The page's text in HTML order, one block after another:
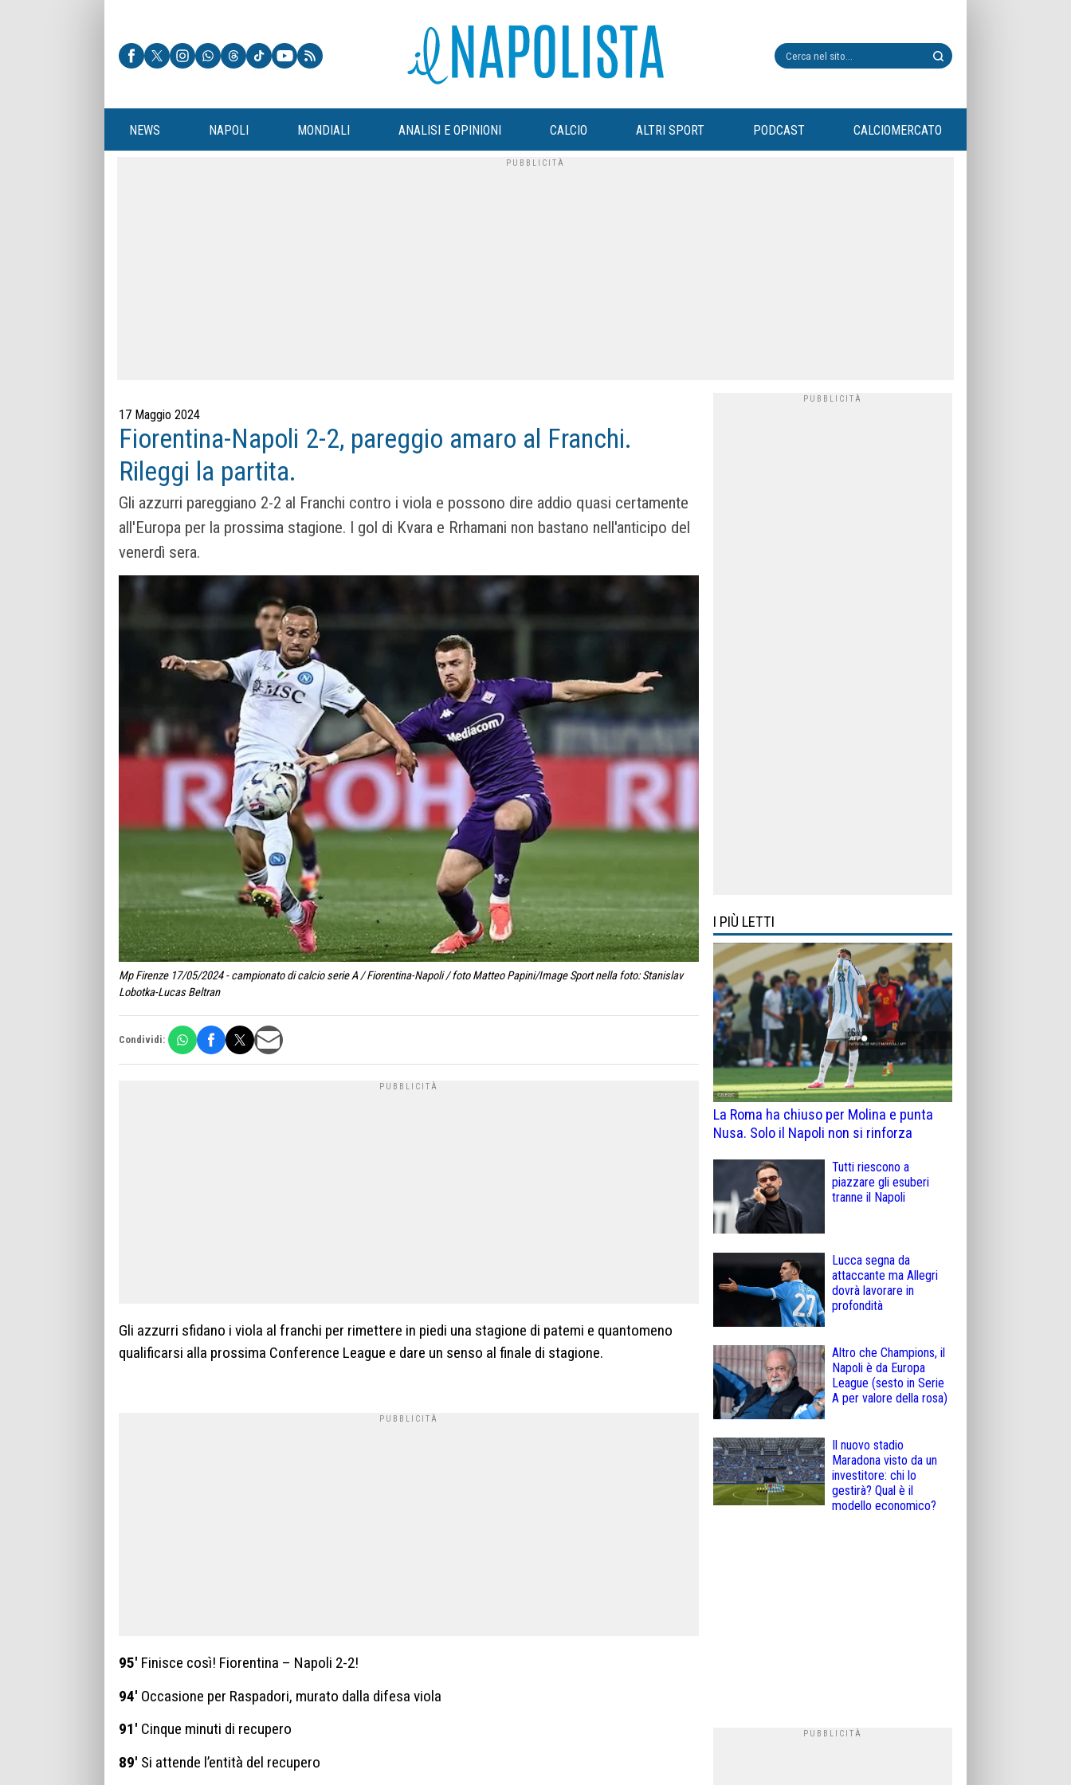
NEWS NAPOLI MONDIALI ANALISI E OPINIONI CALCIO ALTRI SPORT PODCAST CALCIOMERCATO
17 Maggio 2024
Fiorentina-Napoli 2-2, pareggio amaro al Franchi.
Rileggi la partita.
Gli azzurri pareggiano 2-2 al Franchi contro i viola e possono dire addio quasi certamente
all'Europa per la prossima stagione. I gol di Kvara e Rrhamani non bastano nell'anticipo del
venerdì sera.
Mp Firenze 17/05/2024 - campionato di calcio serie A / Fiorentina-Napoli / foto Matteo Papini/Image Sport nella foto: Stanislav
Lobotka-Lucas Beltran
Condividi:
Gli azzurri sfidano i viola al franchi per rimettere in piedi una stagione di patemi e quantomeno
qualificarsi alla prossima Conference League e dare un senso al finale di stagione.
95′ Finisce così! Fiorentina – Napoli 2-2!
94′ Occasione per Raspadori, murato dalla difesa viola
91′ Cinque minuti di recupero
89′ Si attende l’entità del recupero
I PIÙ LETTI
La Roma ha chiuso per Molina e punta
Nusa. Solo il Napoli non si rinforza
Tutti riescono a
piazzare gli esuberi
tranne il Napoli
Lucca segna da
attaccante ma Allegri
dovrà lavorare in
profondità
Altro che Champions, il
Napoli è da Europa
League (sesto in Serie
A per valore della rosa)
Il nuovo stadio
Maradona visto da un
investitore: chi lo
gestirà? Qual è il
modello economico?